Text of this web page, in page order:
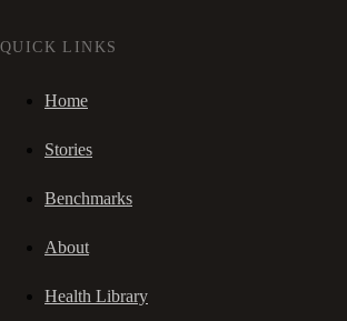
QUICK LINKS
Home
Stories
Benchmarks
About
Health Library